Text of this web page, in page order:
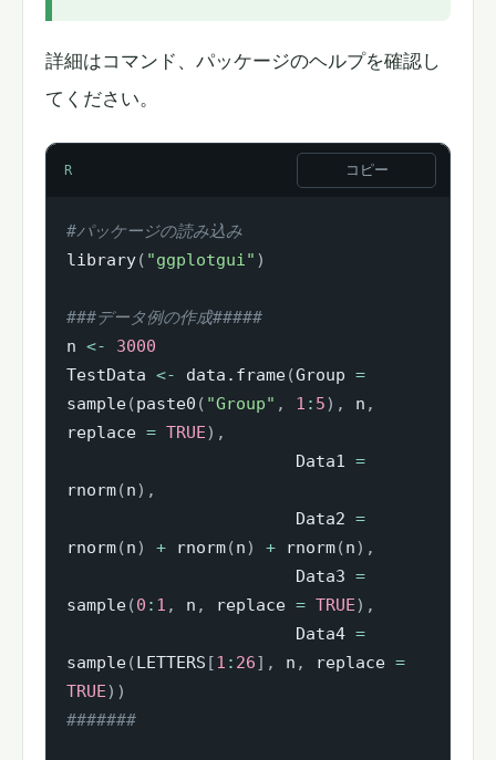
詳細はコマンド、パッケージのヘルプを確認し
てください。
R コピー
#パッケージの読み込み
library( "ggplotgui" )
###データ例の作成#####
n <-
3000
TestData <- data.frame(Group =
sample(paste0 ( "Group" , 1 : 5) , n ,
replace = TRUE) ,
                       Data1
=
rnorm(n) ,
                       Data2
=
rnorm(n) + rnorm(n) + rnorm(n) ,
                       Data3
=
sample(0 : 1 , n , replace = TRUE) ,
                       Data4
=
sample( LETTERS [1 : 26] , n , replace =
TRUE) )
#######